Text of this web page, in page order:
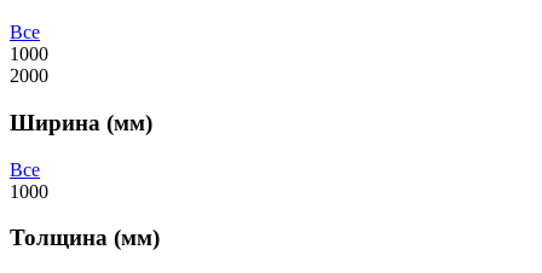
Все
1000
2000
Ширина (мм)
Все
1000
Толщина (мм)